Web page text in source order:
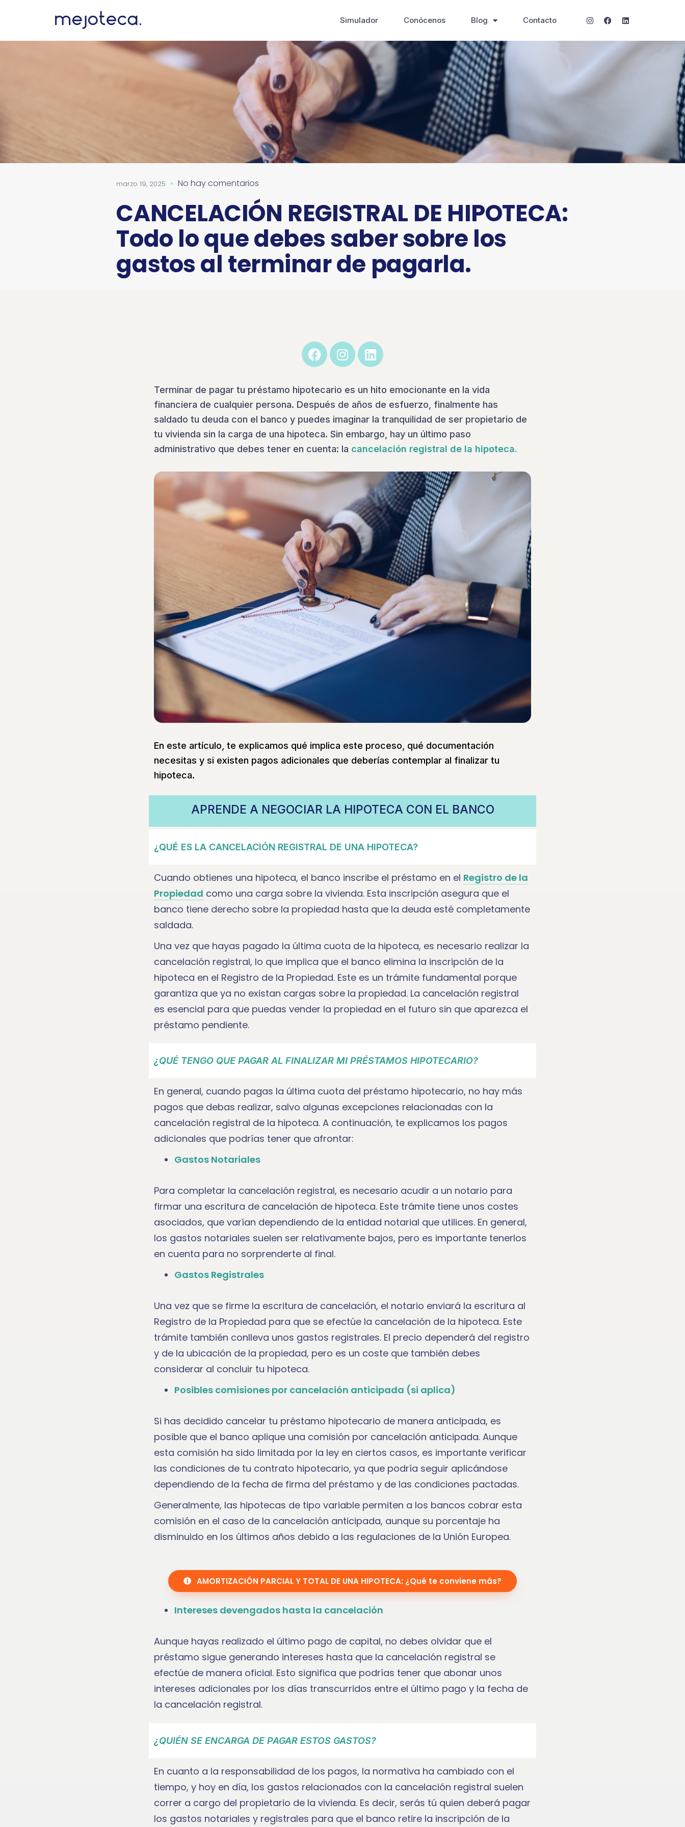
Simulador Conócenos Blog Contacto
marzo 19, 2025 No hay comentarios
CANCELACIÓN REGISTRAL DE HIPOTECA:
Todo lo que debes saber sobre los
gastos al terminar de pagarla.
Terminar de pagar tu préstamo hipotecario es un hito emocionante en la vida
financiera de cualquier persona. Después de años de esfuerzo, finalmente has
saldado tu deuda con el banco y puedes imaginar la tranquilidad de ser propietario de
tu vivienda sin la carga de una hipoteca. Sin embargo, hay un último paso
administrativo que debes tener en cuenta: la cancelación registral de la hipoteca.
En este artículo, te explicamos qué implica este proceso, qué documentación
necesitas y si existen pagos adicionales que deberías contemplar al finalizar tu
hipoteca.
APRENDE A NEGOCIAR LA HIPOTECA CON EL BANCO
¿QUÉ ES LA CANCELACIÓN REGISTRAL DE UNA HIPOTECA?
Cuando obtienes una hipoteca, el banco inscribe el préstamo en el Registro de la
Propiedad como una carga sobre la vivienda. Esta inscripción asegura que el
banco tiene derecho sobre la propiedad hasta que la deuda esté completamente
saldada.
Una vez que hayas pagado la última cuota de la hipoteca, es necesario realizar la
cancelación registral, lo que implica que el banco elimina la inscripción de la
hipoteca en el Registro de la Propiedad. Este es un trámite fundamental porque
garantiza que ya no existan cargas sobre la propiedad. La cancelación registral
es esencial para que puedas vender la propiedad en el futuro sin que aparezca el
préstamo pendiente.
¿QUÉ TENGO QUE PAGAR AL FINALIZAR MI PRÉSTAMOS HIPOTECARIO?
En general, cuando pagas la última cuota del préstamo hipotecario, no hay más
pagos que debas realizar, salvo algunas excepciones relacionadas con la
cancelación registral de la hipoteca. A continuación, te explicamos los pagos
adicionales que podrías tener que afrontar:
Gastos Notariales
Para completar la cancelación registral, es necesario acudir a un notario para
firmar una escritura de cancelación de hipoteca. Este trámite tiene unos costes
asociados, que varían dependiendo de la entidad notarial que utilices. En general,
los gastos notariales suelen ser relativamente bajos, pero es importante tenerlos
en cuenta para no sorprenderte al final.
Gastos Registrales
Una vez que se firme la escritura de cancelación, el notario enviará la escritura al
Registro de la Propiedad para que se efectúe la cancelación de la hipoteca. Este
trámite también conlleva unos gastos registrales. El precio dependerá del registro
y de la ubicación de la propiedad, pero es un coste que también debes
considerar al concluir tu hipoteca.
Posibles comisiones por cancelación anticipada (si aplica)
Si has decidido cancelar tu préstamo hipotecario de manera anticipada, es
posible que el banco aplique una comisión por cancelación anticipada. Aunque
esta comisión ha sido limitada por la ley en ciertos casos, es importante verificar
las condiciones de tu contrato hipotecario, ya que podría seguir aplicándose
dependiendo de la fecha de firma del préstamo y de las condiciones pactadas.
Generalmente, las hipotecas de tipo variable permiten a los bancos cobrar esta
comisión en el caso de la cancelación anticipada, aunque su porcentaje ha
disminuido en los últimos años debido a las regulaciones de la Unión Europea.
AMORTIZACIÓN PARCIAL Y TOTAL DE UNA HIPOTECA: ¿Qué te conviene más?
Intereses devengados hasta la cancelación
Aunque hayas realizado el último pago de capital, no debes olvidar que el
préstamo sigue generando intereses hasta que la cancelación registral se
efectúe de manera oficial. Esto significa que podrías tener que abonar unos
intereses adicionales por los días transcurridos entre el último pago y la fecha de
la cancelación registral.
¿QUIÉN SE ENCARGA DE PAGAR ESTOS GASTOS?
En cuanto a la responsabilidad de los pagos, la normativa ha cambiado con el
tiempo, y hoy en día, los gastos relacionados con la cancelación registral suelen
correr a cargo del propietario de la vivienda. Es decir, serás tú quien deberá pagar
los gastos notariales y registrales para que el banco retire la inscripción de la